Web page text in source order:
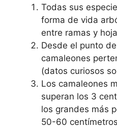
Todas sus
forma de vida
entre ramas y
Desde el punto
camaleones
(datos curiosos
Los camaleones
superan los 3
los grandes más
50-60